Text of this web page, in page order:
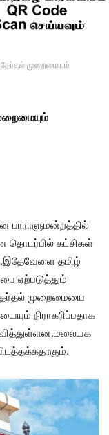
தேர்தல் முறைமையும்
பாராளுமன்றத்தில்
தொடர்பில் கட்சிகள்
தமிழ்
ஏற்படுத்தும்
முறைமையை
நிராகரிப்பதாக